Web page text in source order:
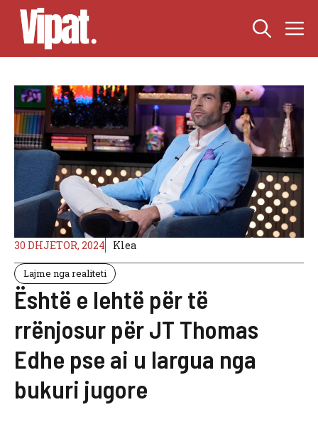
Skip
content
30 DHJETOR, 2024 Klea
Lajme nga realiteti
Është e lehtë për të
rrënjosur për JT Thomas
Edhe pse ai u largua nga
bukuri jugore